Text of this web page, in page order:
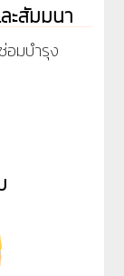
ะสัมมนา
อมบำรุง